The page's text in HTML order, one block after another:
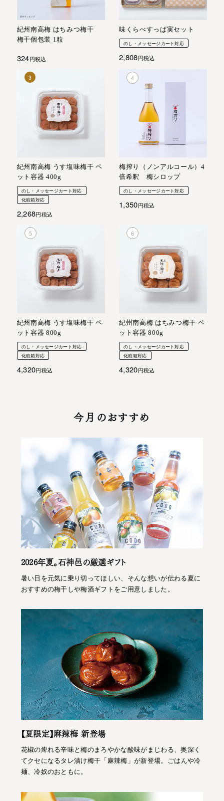
紀州南高梅 はちみつ梅干
梅干個包装 1粒
324 税込
味くらべすっぱ実セット
のし・メッセージカート対応
2,808 税込
紀州南高梅 うす塩味梅干 ペ
ット容器 400g
のし・メッセージカート対応
化粧箱対応
2,268 税込
梅搾り（ノンアルコール）4
倍希釈 梅シロップ
のし・メッセージカート対応
1,350 税込
紀州南高梅 うす塩味梅干 ペ
ット容器 800g
のし・メッセージカート対応
化粧箱対応
4,320 税込
紀州南高梅 はちみつ梅干 ペ
ット容器 800g
のし・メッセージカート対応
化粧箱対応
4,320 税込
今月のおすすめ
2026年夏。石神邑の厳選ギフト
暑い日を元気に乗り切ってほしい、そんな想いが伝わる夏に
おすすめの梅干しや梅酒ギフトをご用意しました。
【夏限定】麻辣梅 新登場
花椒の痺れる辛味と梅のまろやかな酸味がまじわる、奥深く
てクセになるタレ漬け梅干「麻辣梅」が新登場。ごはんや冷
麺、冷奴のおともに。